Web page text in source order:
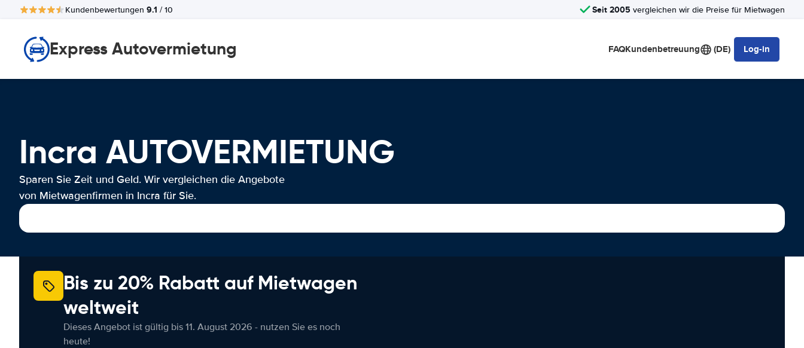
Kundenbewertungen 9.1 / 10 Seit 2005 vergleichen wir die Preise für Mietwagen
Express Autovermietung FAQKundenbetreuung (DE) Log-in
Incra AUTOVERMIETUNG
Sparen Sie Zeit und Geld. Wir vergleichen die Angebote
von Mietwagenfirmen in Incra für Sie.
Bis zu 20% Rabatt auf Mietwagen
weltweit
Dieses Angebot ist gültig bis 11. August 2026 - nutzen Sie es noch
heute!